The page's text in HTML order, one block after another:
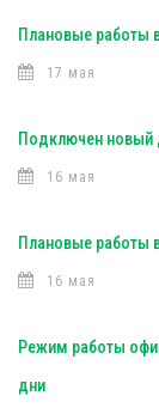
Плановые работы
17 мая
Подключен новый
16 мая
Плановые работы
16 мая
Режим работы
дни